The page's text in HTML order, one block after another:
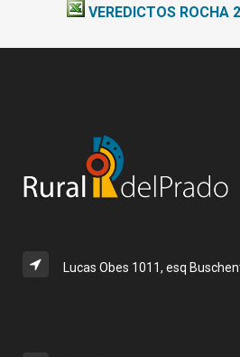
VEREDICTOS ROCHA
Lucas Obes 1011, esq